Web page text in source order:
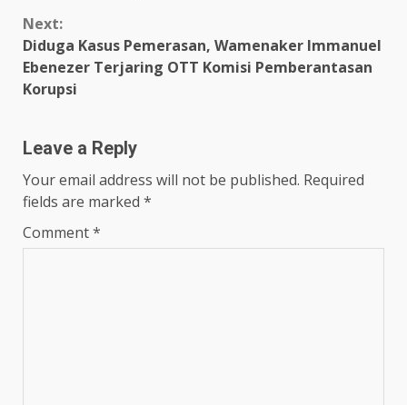
Next:
Diduga Kasus Pemerasan, Wamenaker Immanuel
Ebenezer Terjaring OTT Komisi Pemberantasan
Korupsi
Leave a Reply
Your email address will not be published. Required
fields are marked *
Comment*